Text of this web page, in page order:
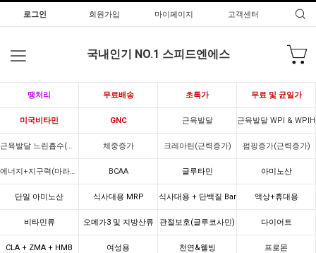
로그인 회원가입 마이페이지 고객센터
국내인기 NO.1 스피드엔에스
땡처리 무료배송 초특가 무료 및 균일가
미국비타민 GNC 근육발달 근육발달 WPI & WPIH
근육발달 느린흡수(카제인) 체중증가 크레아틴(근력증가) 펌핑증가(근력증가)
에너지+지구력(마라톤) BCAA 글루타민 아미노산
단일 아미노산 식사대용 MRP 식사대용 + 단백질 Bar 액상+휴대용
비타민류 오메가3 및 지방산류 관절보호(글루코사민) 다이어트
CLA + ZMA + HMB 여성용 천연&웰빙 프로몬